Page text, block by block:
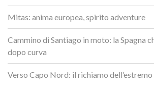
Mitas: anima europea, spirito adventure
Cammino di Santiago in moto: la Spagna
dopo curva
Verso Capo Nord: il richiamo